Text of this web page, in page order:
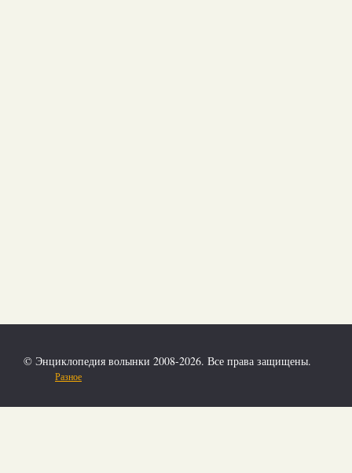
© Энциклопедия волынки 2008-2026. Все права защищены.
Разное